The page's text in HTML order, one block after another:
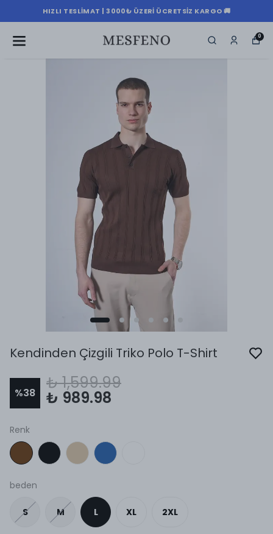
HIZLI TESLIMAT | 3000₺ ÜZERI ÜCRETSIZ KARGO 🚚
0
Kendinden Çizgili Triko Polo T-Shirt
%38
₺ 1,599.99
₺ 989.98
Renk
beden
S M L XL 2XL